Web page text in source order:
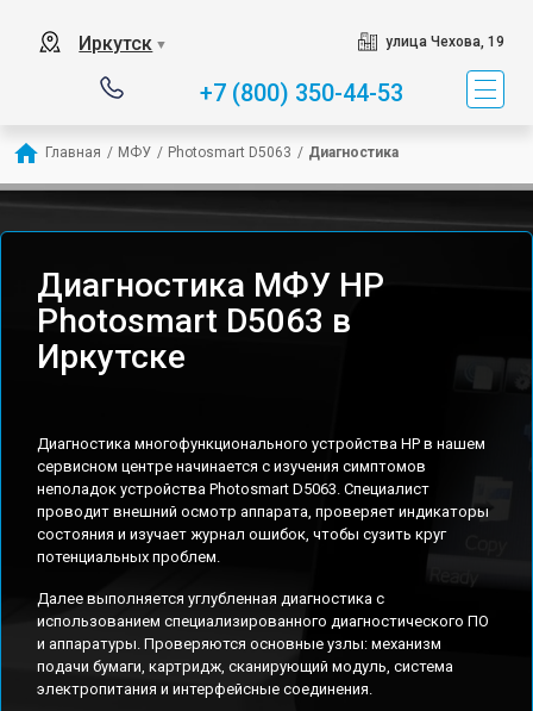
Иркутск ▼ улица Чехова, 19
+7 (800) 350-44-53
Главная / МФУ / Photosmart D5063 / Диагностика
Диагностика МФУ HP
Photosmart D5063 в
Иркутске
Диагностика многофункционального устройства HP в нашем
сервисном центре начинается с изучения симптомов
неполадок устройства Photosmart D5063. Специалист
проводит внешний осмотр аппарата, проверяет индикаторы
состояния и изучает журнал ошибок, чтобы сузить круг
потенциальных проблем.
Далее выполняется углубленная диагностика с
использованием специализированного диагностического ПО
и аппаратуры. Проверяются основные узлы: механизм
подачи бумаги, картридж, сканирующий модуль, система
электропитания и интерфейсные соединения.